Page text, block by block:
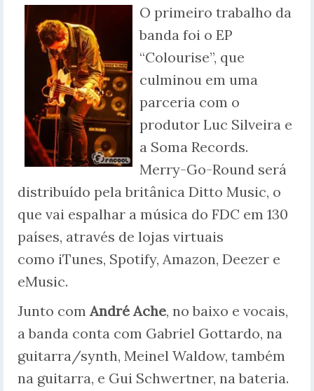
O primeiro trabalho da
banda foi o EP
“Colourise”, que
culminou em uma
parceria com o
produtor Luc Silveira e
a Soma Records.
Merry-Go-Round será
distribuído pela britânica Ditto Music, o
que vai espalhar a música do FDC em 130
países, através de lojas virtuais
como iTunes, Spotify, Amazon, Deezer e
eMusic.
Junto com André Ache, no baixo e vocais,
a banda conta com Gabriel Gottardo, na
guitarra/synth, Meinel Waldow, também
na guitarra, e Gui Schwertner, na bateria.